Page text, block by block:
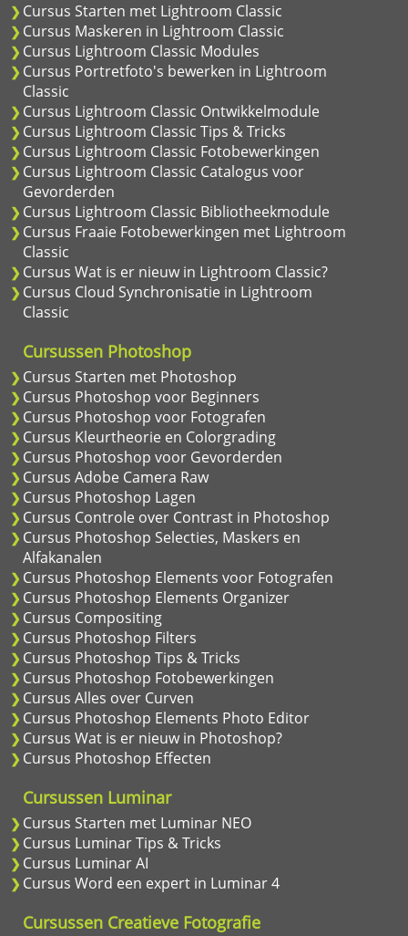
Cursus Starten met Lightroom Classic
Cursus Maskeren in Lightroom Classic
Cursus Lightroom Classic Modules
Cursus Portretfoto's bewerken in Lightroom
Classic
Cursus Lightroom Classic Ontwikkelmodule
Cursus Lightroom Classic Tips & Tricks
Cursus Lightroom Classic Fotobewerkingen
Cursus Lightroom Classic Catalogus voor
Gevorderden
Cursus Lightroom Classic Bibliotheekmodule
Cursus Fraaie Fotobewerkingen met Lightroom
Classic
Cursus Wat is er nieuw in Lightroom Classic?
Cursus Cloud Synchronisatie in Lightroom
Classic
Cursussen Photoshop
Cursus Starten met Photoshop
Cursus Photoshop voor Beginners
Cursus Photoshop voor Fotografen
Cursus Kleurtheorie en Colorgrading
Cursus Photoshop voor Gevorderden
Cursus Adobe Camera Raw
Cursus Photoshop Lagen
Cursus Controle over Contrast in Photoshop
Cursus Photoshop Selecties, Maskers en
Alfakanalen
Cursus Photoshop Elements voor Fotografen
Cursus Photoshop Elements Organizer
Cursus Compositing
Cursus Photoshop Filters
Cursus Photoshop Tips & Tricks
Cursus Photoshop Fotobewerkingen
Cursus Alles over Curven
Cursus Photoshop Elements Photo Editor
Cursus Wat is er nieuw in Photoshop?
Cursus Photoshop Effecten
Cursussen Luminar
Cursus Starten met Luminar NEO
Cursus Luminar Tips & Tricks
Cursus Luminar AI
Cursus Word een expert in Luminar 4
Cursussen Creatieve Fotografie